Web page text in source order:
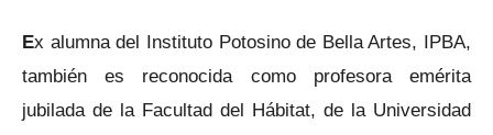
Ex alumna del Instituto Potosino de Bella Artes, IPBA,
también es reconocida como profesora emérita
jubilada de la Facultad del Hábitat, de la Universidad